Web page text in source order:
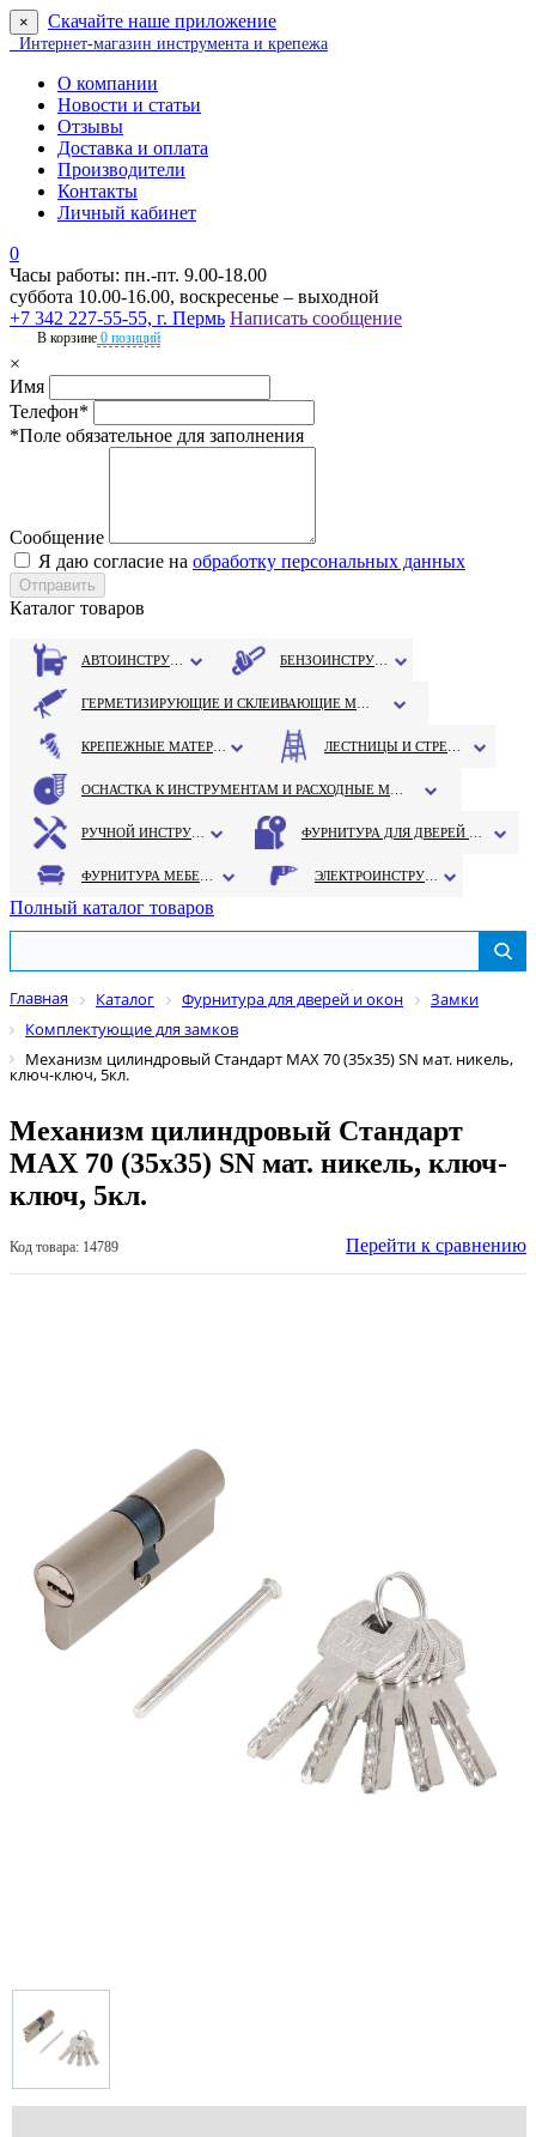
× Скачайте наше приложение
Интернет-магазин инструмента и крепежа
О компании
Новости и статьи
Отзывы
Доставка и оплата
Производители
Контакты
Личный кабинет
0
Часы работы: пн.-пт. 9.00-18.00
суббота 10.00-16.00, воскресенье – выходной
+7 342 227-55-55, г. Пермь Написать сообщение
В корзине 0 позиций
×
Имя
Телефон*
*Поле обязательное для заполнения
Сообщение
Я даю согласие на обработку персональных данных
Каталог товаров
Полный каталог товаров
Главная Каталог Фурнитура для дверей и окон
Замки
Комплектующие для замков
Механизм цилиндровый Стандарт МАХ 70 (35х35) SN мат. никель,
ключ-ключ, 5кл.
Механизм цилиндровый Стандарт
МАХ 70 (35х35) SN мат. никель, ключ-
ключ, 5кл.
Код товара: 14789 Перейти к сравнению